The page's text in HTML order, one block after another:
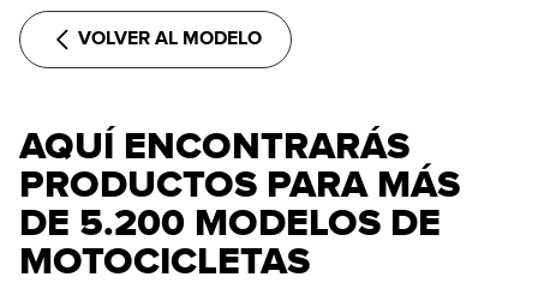
VOLVER AL MODELO
AQUÍ ENCONTRARÁS
PRODUCTOS PARA MÁS
DE 5.200 MODELOS DE
MOTOCICLETAS